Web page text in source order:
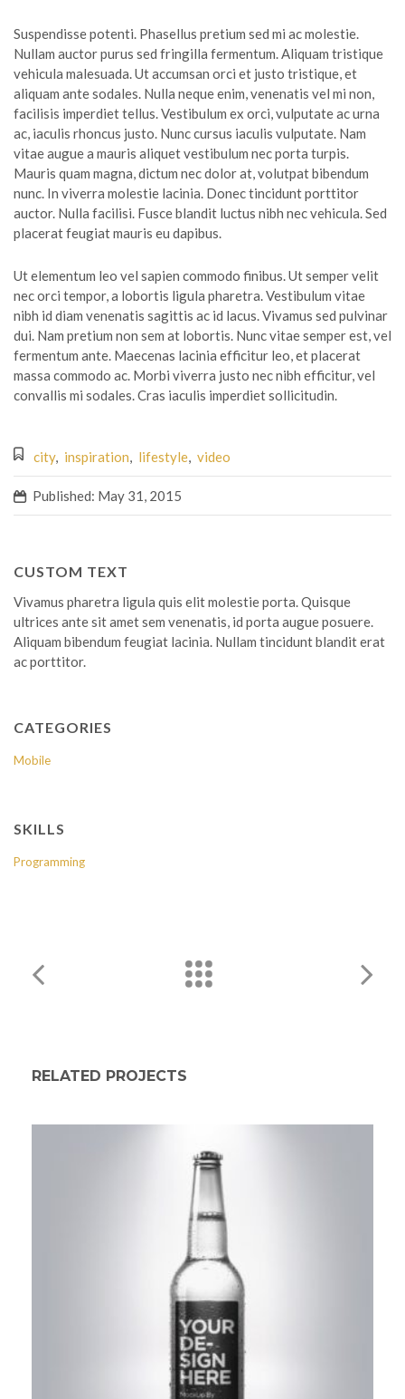
Suspendisse potenti. Phasellus pretium sed mi ac molestie.
Nullam auctor purus sed fringilla fermentum. Aliquam tristique
vehicula malesuada. Ut accumsan orci et justo tristique, et
aliquam ante sodales. Nulla neque enim, venenatis vel mi non,
facilisis imperdiet tellus. Vestibulum ex orci, vulputate ac urna
ac, iaculis rhoncus justo. Nunc cursus iaculis vulputate. Nam
vitae augue a mauris aliquet vestibulum nec porta turpis.
Mauris quam magna, dictum nec dolor at, volutpat bibendum
nunc. In viverra molestie lacinia. Donec tincidunt porttitor
auctor. Nulla facilisi. Fusce blandit luctus nibh nec vehicula. Sed
placerat feugiat mauris eu dapibus.
Ut elementum leo vel sapien commodo finibus. Ut semper velit
nec orci tempor, a lobortis ligula pharetra. Vestibulum vitae
nibh id diam venenatis sagittis ac id lacus. Vivamus sed pulvinar
dui. Nam pretium non sem at lobortis. Nunc vitae semper est, vel
fermentum ante. Maecenas lacinia efficitur leo, et placerat
massa commodo ac. Morbi viverra justo nec nibh efficitur, vel
convallis mi sodales. Cras iaculis imperdiet sollicitudin.
city, inspiration, lifestyle, video
Published: May 31, 2015
CUSTOM TEXT
Vivamus pharetra ligula quis elit molestie porta. Quisque
ultrices ante sit amet sem venenatis, id porta augue posuere.
Aliquam bibendum feugiat lacinia. Nullam tincidunt blandit erat
ac porttitor.
CATEGORIES
Mobile
SKILLS
Programming
RELATED PROJECTS